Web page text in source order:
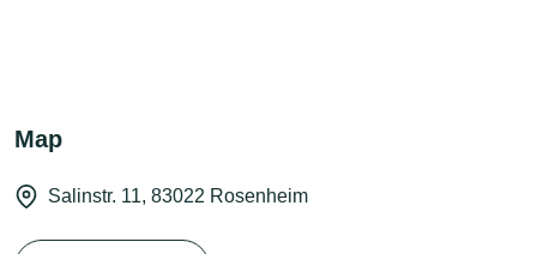
Map
Salinstr. 11, 83022 Rosenheim